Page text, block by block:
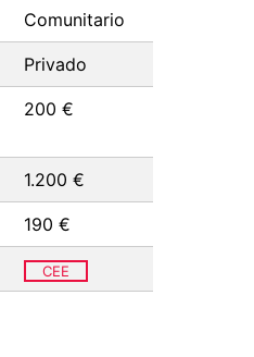
Comunitario
Privado
200 €
1.200 €
190 €
CEE